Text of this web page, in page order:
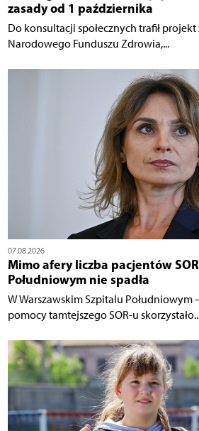
zasady od 1 października
Do konsultacji społecznych trafił
Narodowego Funduszu Zdrowia,...
07.08.2026
Mimo afery liczba pacjentów
Południowym nie spadła
W Warszawskim Szpitalu Południowym
pomocy tamtejszego SOR-u